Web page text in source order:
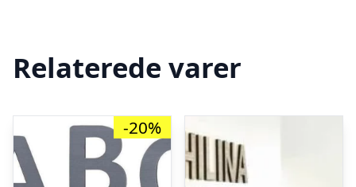
Relaterede varer
-20%